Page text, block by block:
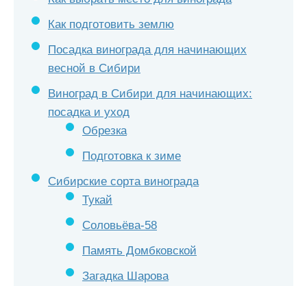
Как подготовить землю
Посадка винограда для начинающих
весной в Сибири
Виноград в Сибири для начинающих:
посадка и уход
Обрезка
Подготовка к зиме
Сибирские сорта винограда
Тукай
Соловьёва-58
Память Домбковской
Загадка Шарова